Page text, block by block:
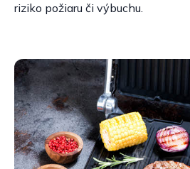
riziko požiaru či výbuchu.